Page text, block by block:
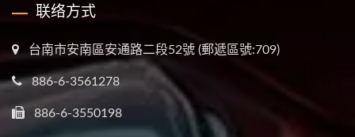
联络方式
台南市安南區安通路二段52號 (郵遞區號:709)
886-6-3561278
886-6-3550198